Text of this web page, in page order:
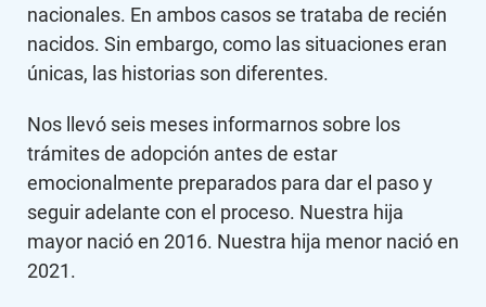
nacionales. En ambos casos se trataba de recién
nacidos. Sin embargo, como las situaciones eran
únicas, las historias son diferentes.
Nos llevó seis meses informarnos sobre los
trámites de adopción antes de estar
emocionalmente preparados para dar el paso y
seguir adelante con el proceso. Nuestra hija
mayor nació en 2016. Nuestra hija menor nació en
2021.